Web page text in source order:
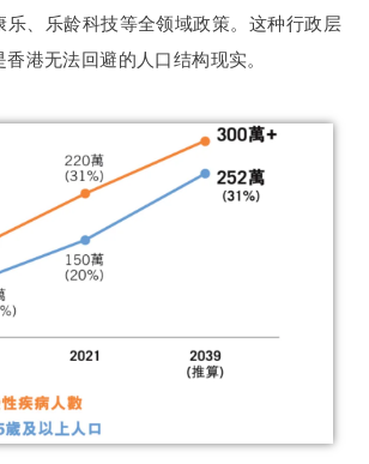
乐、乐龄科技等全领域政策。这种行政层
港无法回避的人口结构现实。